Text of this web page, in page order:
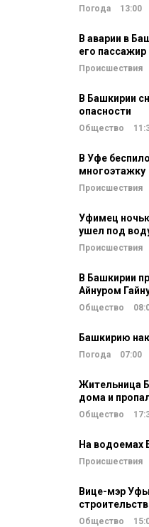
Погода 13:00
В аварии в
его пассажир
Происшествия
В Башкирии
опасности
Общество
В Уфе
многоэтажку
Происшествия
Уфимец
ушел под
Происшествия
В Башкирии
Айнуром
Общество
Башкирию
Погода 07:00
Жительница
дома и
Общество
На водоемах
Происшествия
Вице-мэр
Общество